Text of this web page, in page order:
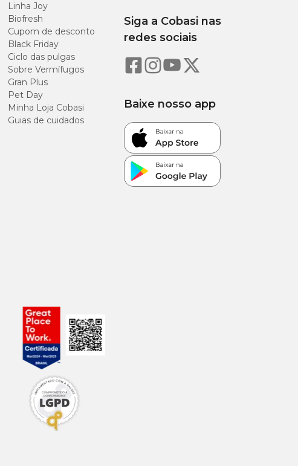
Linha Joy
Biofresh
Cupom de desconto
Black Friday
Ciclo das pulgas
Sobre Vermífugos
Gran Plus
Pet Day
Minha Loja Cobasi
Guias de cuidados
Siga a Cobasi nas
redes sociais
Baixe nosso app